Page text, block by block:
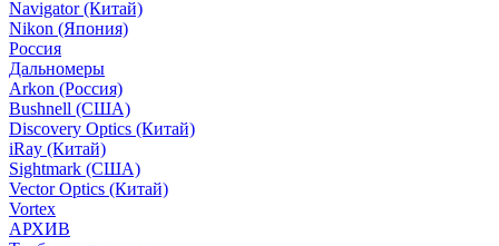
Navigator (Китай)
Nikon (Япония)
Россия
Дальномеры
Arkon (Россия)
Bushnell (США)
Discovery Optics (Китай)
iRay (Китай)
Sightmark (США)
Vector Optics (Китай)
Vortex
АРХИВ